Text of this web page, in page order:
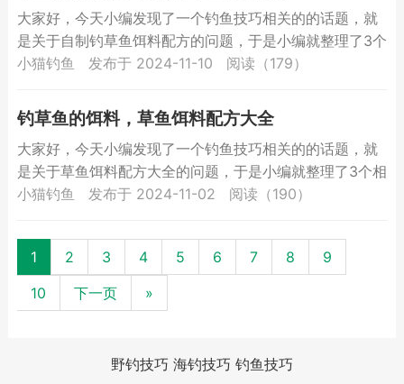
大家好，今天小编发现了一个钓鱼技巧相关的的话题，就
是关于自制钓草鱼饵料配方的问题，于是小编就整理了3个
相关介绍自制钓草鱼饵料配方的解答，让我们一起看看
小猫钓鱼 发布于 2024-11-10 阅读（179）
钓草鱼的饵料，草鱼饵料配方大全
大家好，今天小编发现了一个钓鱼技巧相关的的话题，就
是关于草鱼饵料配方大全的问题，于是小编就整理了3个相
关介绍草鱼饵料配方大全的解答，让我们一起看看吧。钓
小猫钓鱼 发布于 2024-11-02 阅读（190）
1 2 3 4 5 6 7 8
9
10
下一页 »
野钓技巧 海钓技巧 钓鱼技巧